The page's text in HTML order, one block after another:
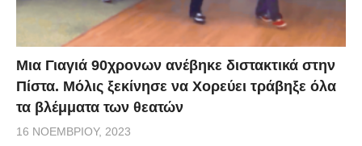
Μια Γιαγιά 90χρονων ανέβηκε διστακτικά στην
Πίστα. Μόλις ξεκίνησε να Χορεύει τράβηξε όλα
τα βλέμματα των θεατών
16 ΝΟΕΜΒΡΊΟΥ, 2023